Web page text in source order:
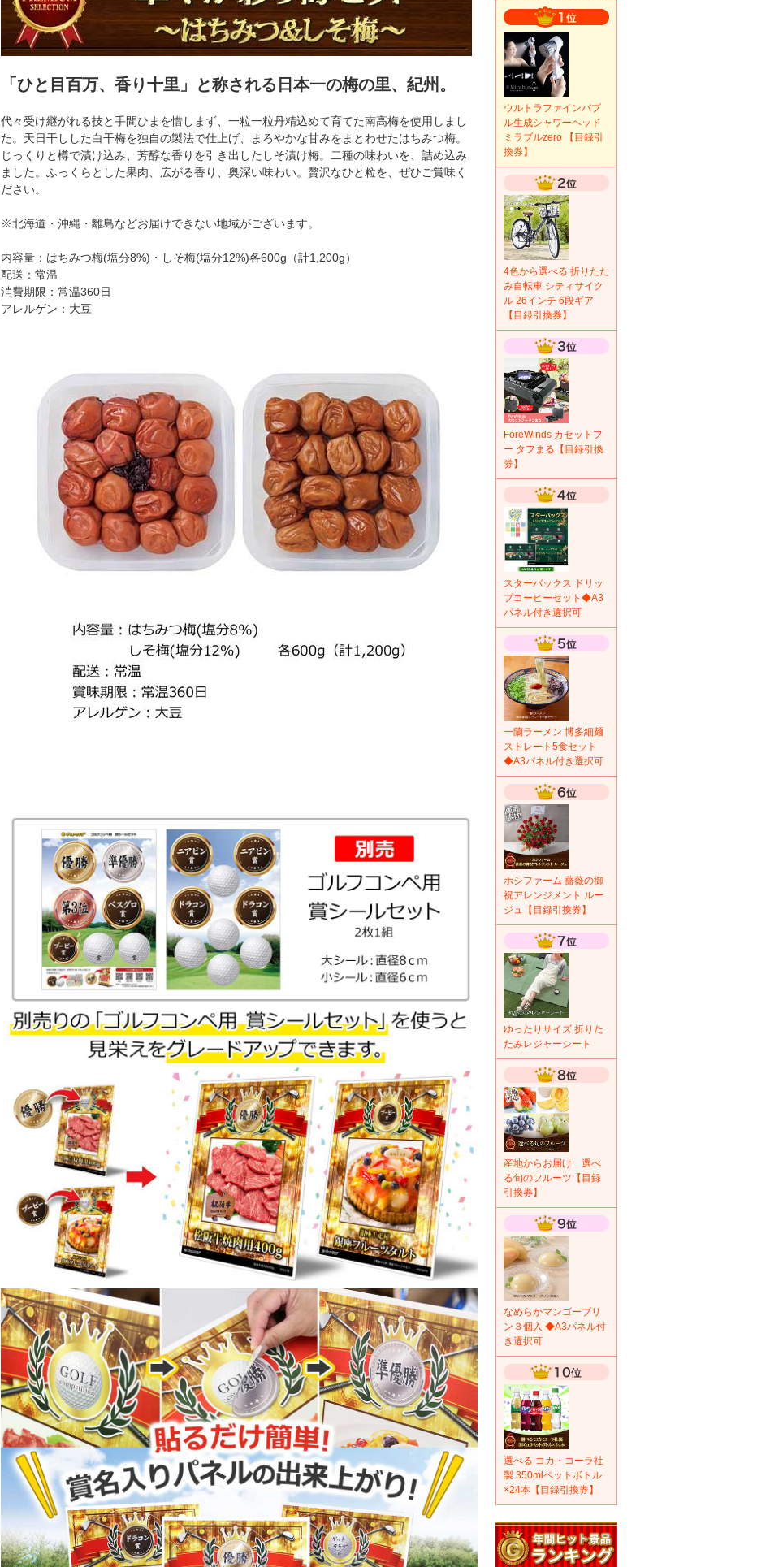
「ひと目百万、香り十里」と称される日本一の梅の里、紀州。
代々受け継がれる技と手間ひまを惜しまず、一粒一粒丹精込めて育てた南高梅を使用しまし
た。天日干しした白干梅を独自の製法で仕上げ、まろやかな甘みをまとわせたはちみつ梅。
じっくりと樽で漬け込み、芳醇な香りを引き出したしそ漬け梅。二種の味わいを、詰め込み
ました。ふっくらとした果肉、広がる香り、奥深い味わい。贅沢なひと粒を、ぜひご賞味く
ださい。
※北海道・沖縄・離島などお届けできない地域がございます。
内容量：はちみつ梅(塩分8%)・しそ梅(塩分12%)各600g（計1,200g）
配送：常温
消費期限：常温360日
アレルゲン：大豆
ウルトラファインバブ
ル生成シャワーヘッド
ミラブルzero 【目録引
換券】
4色から選べる 折りたた
み自転車 シティサイク
ル 26インチ 6段ギア
【目録引換券】
ForeWinds カセットフ
ー タフまる【目録引換
券】
スターバックス ドリッ
プコーヒーセット◆A3
パネル付き選択可
一蘭ラーメン 博多細麺
ストレート5食セット
◆A3パネル付き選択可
ホシファーム 薔薇の御
祝アレンジメント ルー
ジュ【目録引換券】
ゆったりサイズ 折りた
たみレジャーシート
産地からお届け 選べ
る旬のフルーツ【目録
引換券】
なめらかマンゴープリ
ン３個入 ◆A3パネル付
き選択可
選べる コカ・コーラ社
製 350mlペットボトル
×24本【目録引換券】